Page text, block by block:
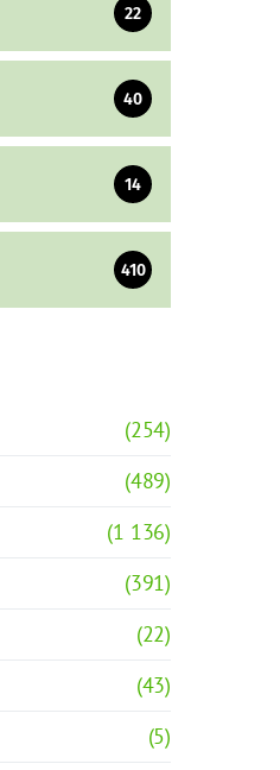
22
40
14
410
(254)
(489)
(1 136)
(391)
(22)
(43)
(5)